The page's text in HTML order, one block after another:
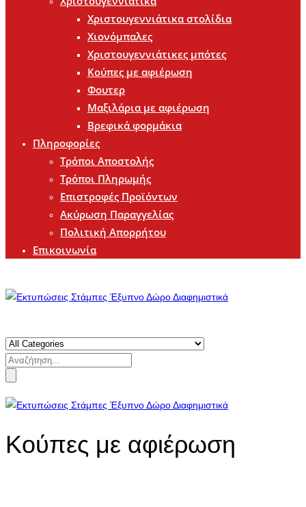
Χριστουγεννιάτικα στολίδια
Χιονόμπαλες
Χριστουγεννιάτικες μπότες
Κούπες με αφιέρωση
Φουτερ
Μαξιλάρια με αφιέρωση
Βρεφικά φορμάκια
Πληροφορίες
Τρόποι Αποστολής
Τρόποι Πληρωμής
Επιστροφές Προϊόντων
Ακύρωση Παραγγελίας
Πολιτική Απορρήτου
Επικοινωνία
Search
Κούπες με αφιέρωση